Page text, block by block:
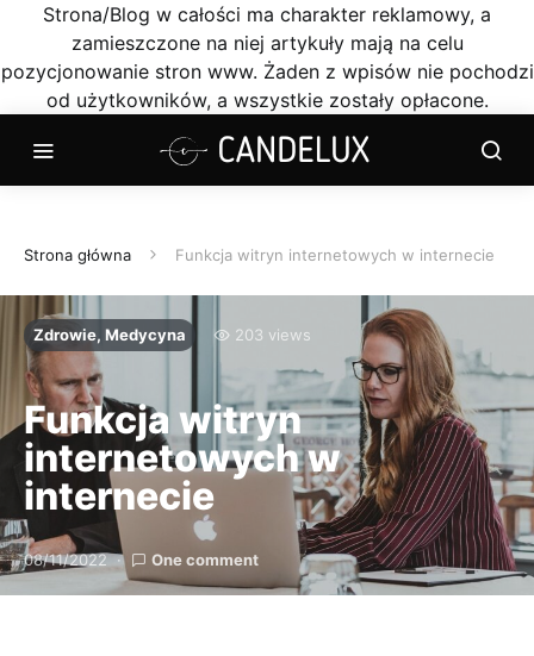
Strona/Blog w całości ma charakter reklamowy, a
zamieszczone na niej artykuły mają na celu
pozycjonowanie stron www. Żaden z wpisów nie pochodzi
od użytkowników, a wszystkie zostały opłacone.
Strona główna Funkcja witryn internetowych w internecie
Zdrowie, Medycyna 203 views
Funkcja witryn
internetowych w
internecie
08/11/2022 One comment